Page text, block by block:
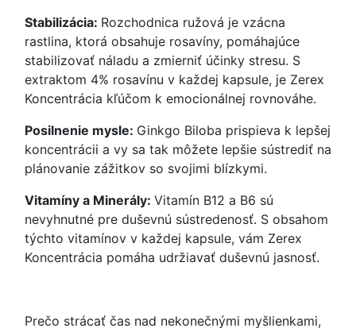
Stabilizácia: Rozchodnica ružová je vzácna
rastlina, ktorá obsahuje rosavíny, pomáhajúce
stabilizovať náladu a zmierniť účinky stresu. S
extraktom 4% rosavínu v každej kapsule, je Zerex
Koncentrácia kľúčom k emocionálnej rovnováhe.
Posilnenie mysle: Ginkgo Biloba prispieva k lepšej
koncentrácii a vy sa tak môžete lepšie sústrediť na
plánovanie zážitkov so svojimi blízkymi.
Vitamíny a Minerály: Vitamín B12 a B6 sú
nevyhnutné pre duševnú sústredenosť. S obsahom
týchto vitamínov v každej kapsule, vám Zerex
Koncentrácia pomáha udržiavať duševnú jasnosť.
Prečo strácať čas nad nekonečnými myšlienkami,